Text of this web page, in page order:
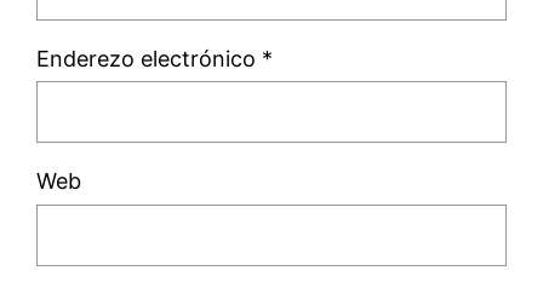
Enderezo electrónico *
Web